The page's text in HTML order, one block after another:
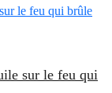
sur le feu qui